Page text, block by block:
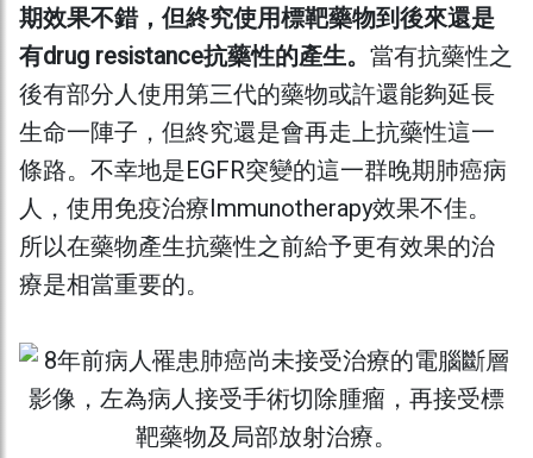
期效果不錯，但終究使用標靶藥物到後來還是
有drug resistance抗藥性的產生。 當有抗藥性之
後有部分人使用第三代的藥物或許還能夠延長
生命一陣子，但終究還是會再走上抗藥性這一
條路。不幸地是EGFR突變的這一群晚期肺癌病
人，使用免疫治療Immunotherapy效果不佳。
所以在藥物產生抗藥性之前給予更有效果的治
療是相當重要的。